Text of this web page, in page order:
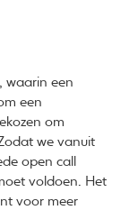
waarin een
een
om
we vanuit
open call
voldoen. Het
voor meer